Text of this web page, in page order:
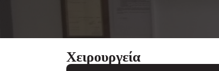
Χειρουργεία